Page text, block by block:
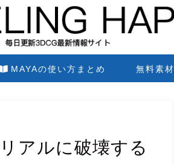
MAYAの使い方まとめ 無料素材
アルに破壊する